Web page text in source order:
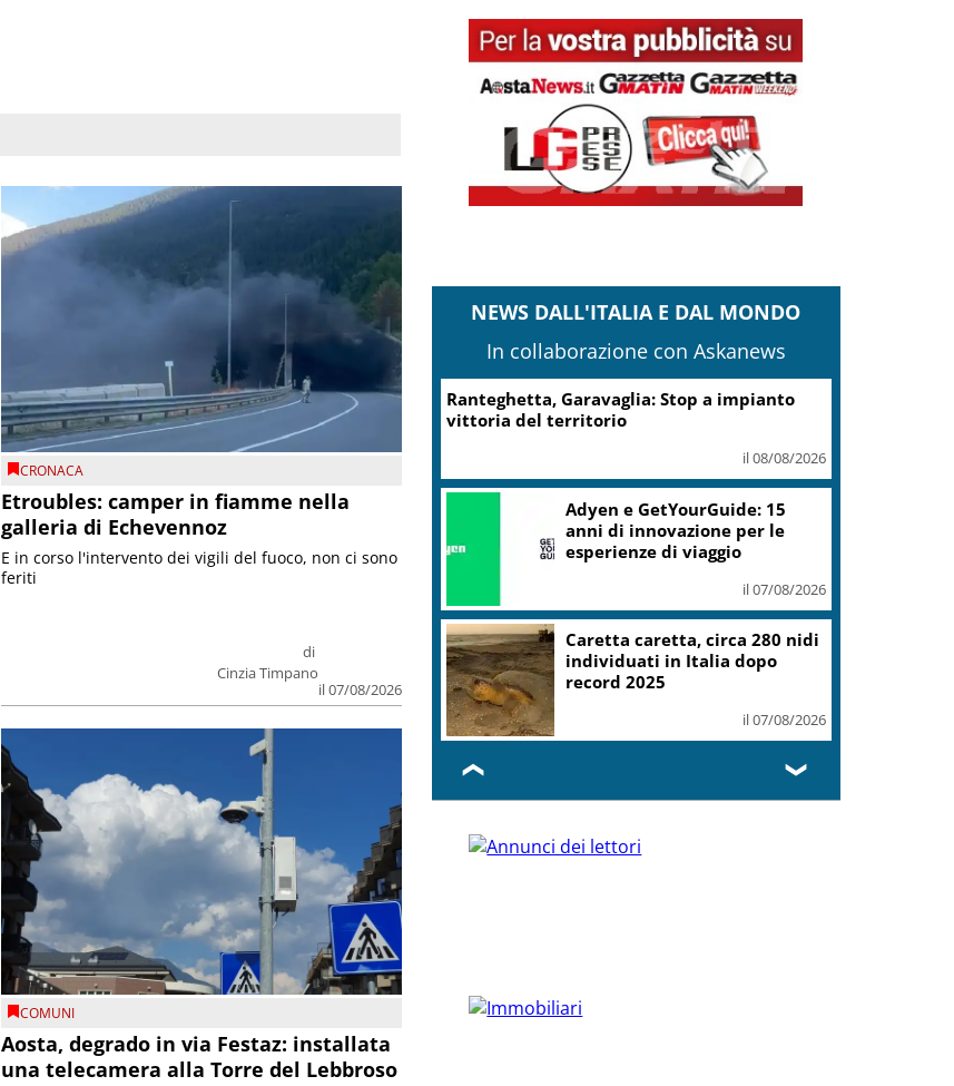
CRONACA
Etroubles: camper in fiamme nella
galleria di Echevennoz
di
Cinzia Timpano
il 07/08/2026
E in corso l'intervento dei vigili del fuoco, non ci sono
feriti
COMUNI
Aosta, degrado in via Festaz: installata
una telecamera alla Torre del Lebbroso
NEWS DALL'ITALIA E DAL MONDO
In collaborazione con Askanews
Ranteghetta, Garavaglia: Stop a impianto
vittoria del territorio
il 08/08/2026
Adyen e GetYourGuide: 15
anni di innovazione per le
esperienze di viaggio
il 07/08/2026
Caretta caretta, circa 280 nidi
individuati in Italia dopo
record 2025
il 07/08/2026
❮ ❯